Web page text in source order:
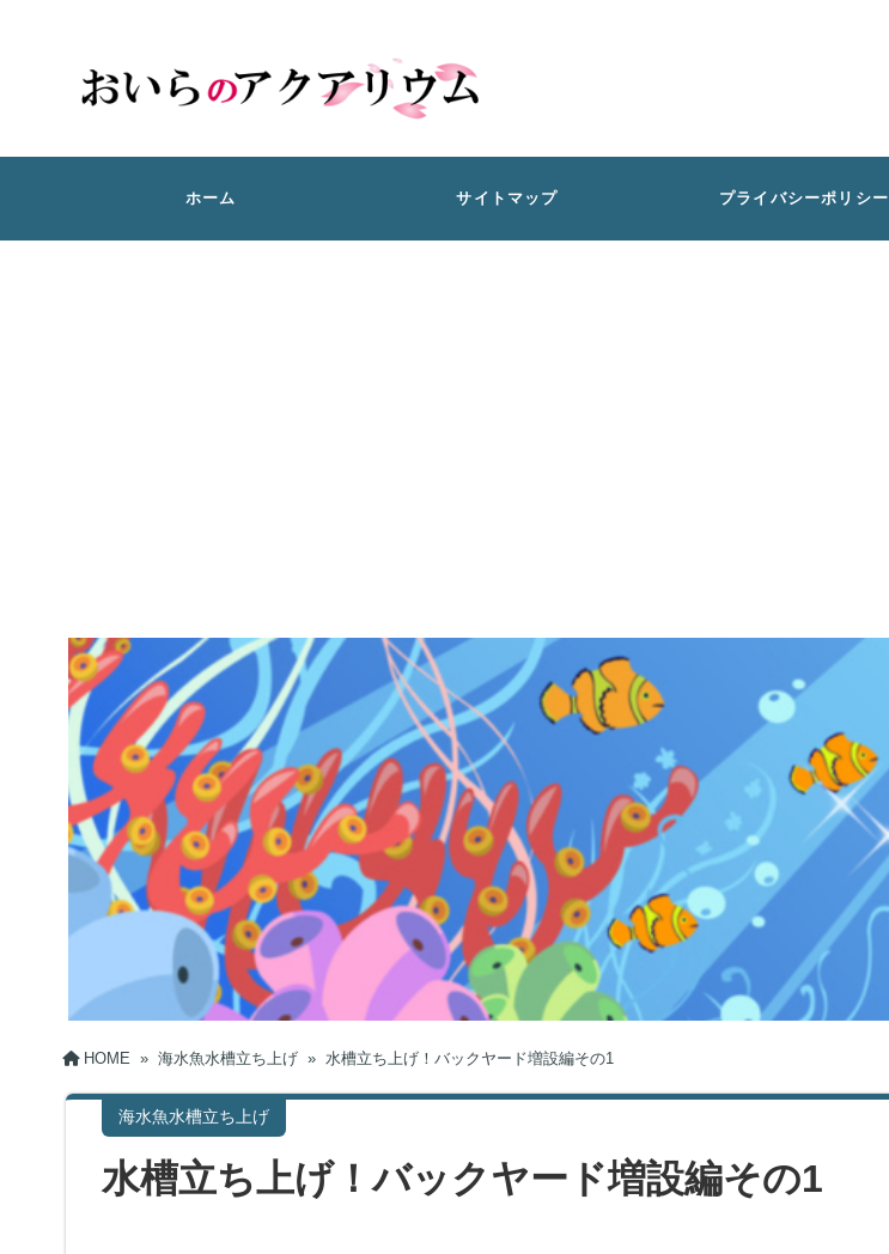
ホーム サイトマップ プライバシーポリシー
HOME » 海水魚水槽立ち上げ » 水槽立ち上げ！バックヤード増設編その1
海水魚水槽立ち上げ
水槽立ち上げ！バックヤード増設編その1